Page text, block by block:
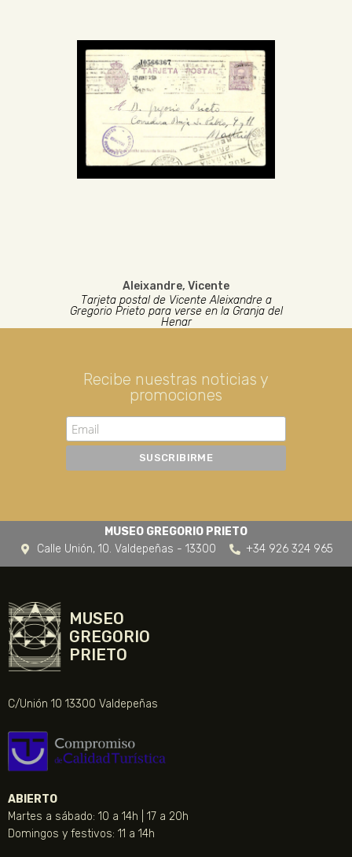
Aleixandre, Vicente
Tarjeta postal de Vicente Aleixandre a
Gregorio Prieto para verse en la Granja del
Henar
Recibe nuestras noticias y
promociones
MUSEO GREGORIO PRIETO
Calle Unión, 10. Valdepeñas - 13300
+34 926 324 965
MUSEO
GREGORIO
PRIETO
C/Unión 10 13300 Valdepeñas
ABIERTO
Martes a sábado: 10 a 14h | 17 a 20h
Domingos y festivos: 11 a 14h